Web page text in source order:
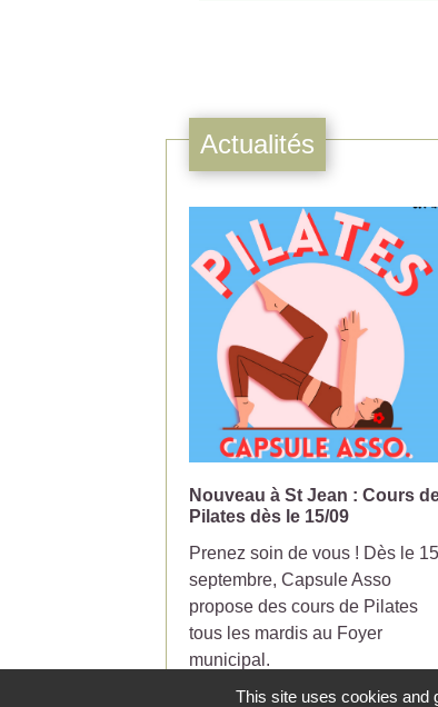
Actualités
Nouveau à St Jean : Cours
Pilates dès le 15/09
Prenez soin de vous ! Dès le 15
septembre, Capsule Asso
propose des cours de Pilates
tous les mardis au Foyer
municipal.
This site uses cookies and